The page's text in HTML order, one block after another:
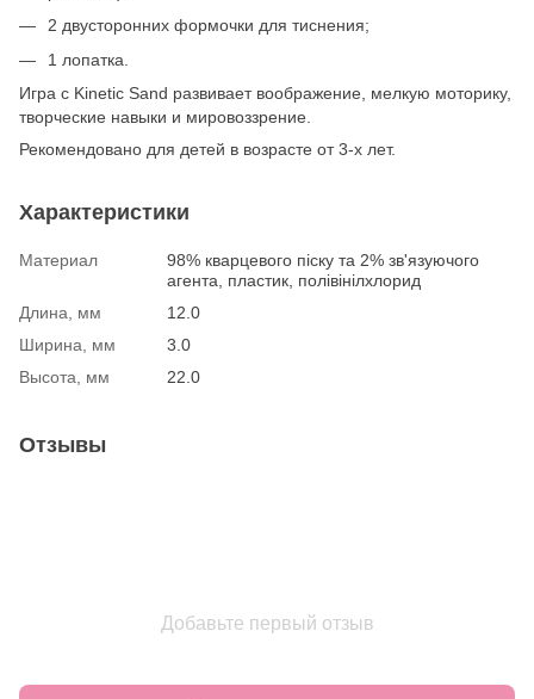
2 двусторонних формочки для тиснения;
1 лопатка.
Игра с Kinetic Sand развивает воображение, мелкую моторику,
творческие навыки и мировоззрение.
Рекомендовано для детей в возрасте от 3-х лет.
Характеристики
Материал
98% кварцевого піску та 2% зв'язуючого
агента, пластик, полівінілхлорид
Длина, мм
12.0
Ширина, мм
3.0
Высота, мм
22.0
Отзывы
Добавьте первый отзыв